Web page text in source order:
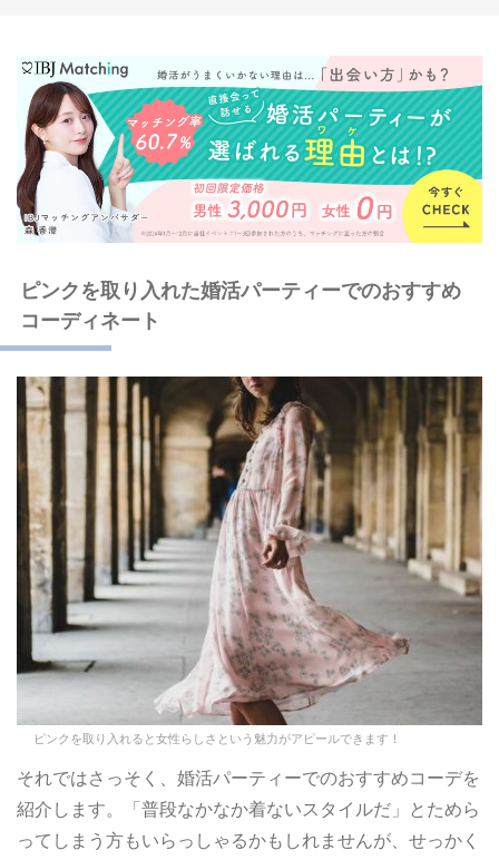
ピンクを取り入れた婚活パーティーでのおすすめ
コーディネート
ピンクを取り入れると女性らしさという魅力がアピールできます！
それではさっそく、婚活パーティーでのおすすめコーデを
紹介します。「普段なかなか着ないスタイルだ」とためら
ってしまう方もいらっしゃるかもしれませんが、せっかく